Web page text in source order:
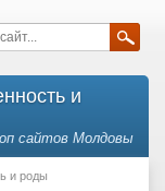
и
сайтов Молдовы
и роды